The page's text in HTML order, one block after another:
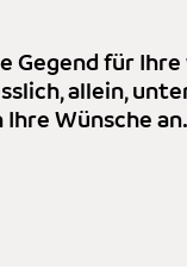
Gegend für
allein,
Wünsche an.